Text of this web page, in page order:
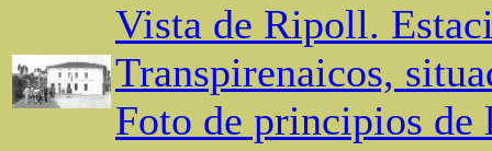
Vista de Ripoll.
Transpirenaicos,
Foto de principios de